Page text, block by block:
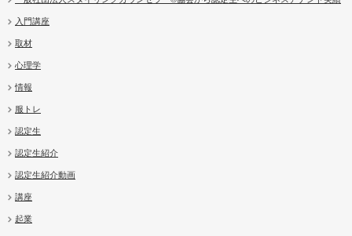
入門講座
取材
心理学
情報
服トレ
認定生
認定生紹介
認定生紹介動画
講座
起業